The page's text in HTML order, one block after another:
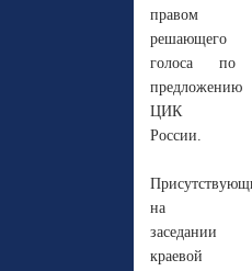
правом
решающего
голоса по
предложению
ЦИК
России.
на
заседании
краевой